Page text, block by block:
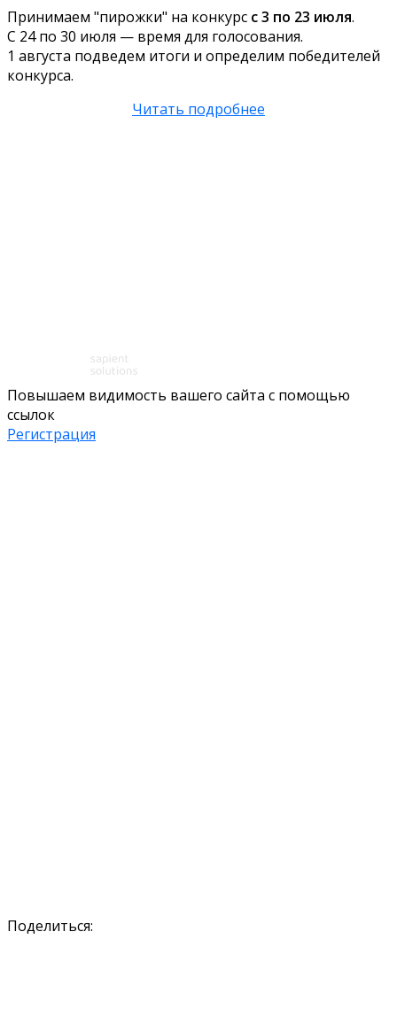
Принимаем "пирожки" на конкурс с 3 по 23 июля.
С 24 по 30 июля — время для голосования.
1 августа подведем итоги и определим победителей
конкурса.
Читать подробнее
Повышаем видимость вашего сайта с помощью
ссылок
Регистрация
Поделиться: